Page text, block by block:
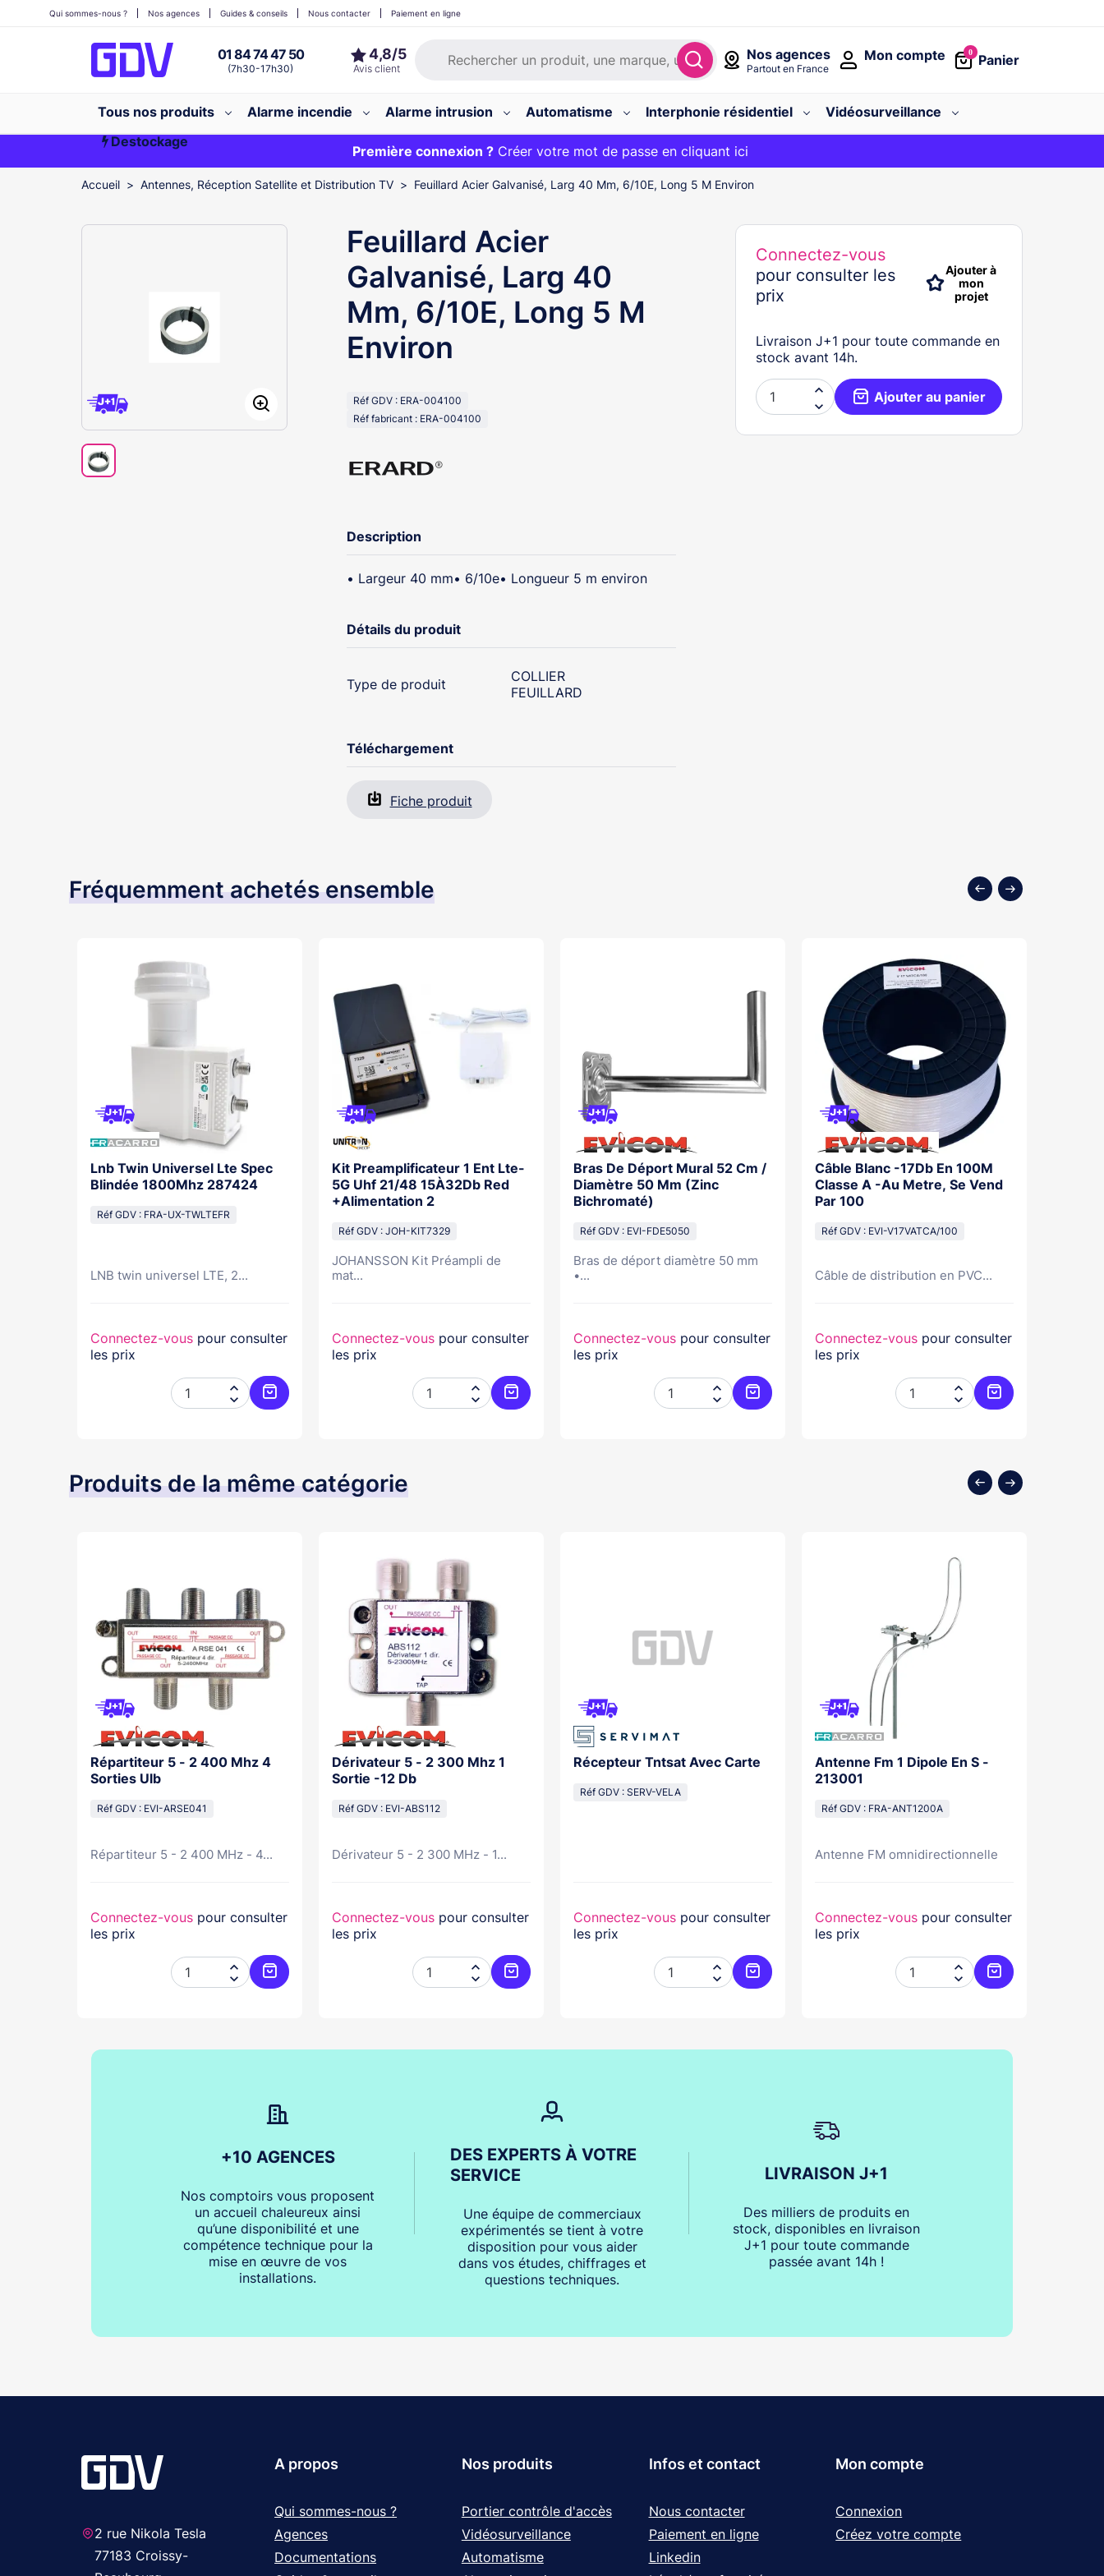
Nos agences
Partout en France
01 84 74 47 50
(7h30-17h30)
0
Panier
Mon compte
Qui sommes-nous ? Nos agences Guides & conseils Nous contacter Paiement en ligne
Tous nos produits Alarme incendie Alarme intrusion Automatisme Interphonie résidentiel
Vidéosurveillance
Destockage
Première commande ?20€ OFFERT sur votre panier et livraison 24/48h gratuite avec le code
Première connexion ?Créer votre mot de passe en cliquant ici
EXCLU WEB :
Accueil Antennes, Réception Satellite et Distribution TV Feuillard Acier Galvanisé, Larg 40 Mm, 6/10E, Long 5 M Environ
Feuillard Acier
Galvanisé, Larg 40
Mm, 6/10E, Long 5 M
Environ
Réf GDV : ERA-004100
Réf fabricant : ERA-004100
Description
• Largeur 40 mm• 6/10e• Longueur 5 m environ
Détails du produit
Type de produit
COLLIER
FEUILLARD
Téléchargement
Fiche produit
Connectez-vous
pour consulter les
prix
Ajouter à
mon
projet
Livraison J+1 pour toute commande en
stock avant 14h.

 Ajouter au panier
Fréquemment achetés ensemble
Lnb Twin Universel Lte Spec
Blindée 1800Mhz 287424
Réf GDV : FRA-UX-TWLTEFR
LNB twin universel LTE, 2...
Connectez-vous pour consulter
les prix


Ajouter au panier
Kit Preamplificateur 1 Ent Lte-
5G Uhf 21/48 15À32Db Red
+Alimentation 2
Réf GDV : JOH-KIT7329
JOHANSSON Kit Préampli de
mat...
Connectez-vous pour consulter
les prix


Ajouter au panier
Bras De Déport Mural 52 Cm /
Diamètre 50 Mm (Zinc
Bichromaté)
Réf GDV : EVI-FDE5050
Bras de déport diamètre 50 mm
•...
Connectez-vous pour consulter
les prix


Ajouter au panier
Câble Blanc -17Db En 100M
Classe A -Au Metre, Se Vend
Par 100
Réf GDV : EVI-V17VATCA/100
Câble de distribution en PVC...
Connectez-vous pour consulter
les prix


Ajouter au panier
Produits de la même catégorie
Répartiteur 5 - 2 400 Mhz 4
Sorties Ulb
Réf GDV : EVI-ARSE041
Répartiteur 5 - 2 400 MHz - 4...
Connectez-vous pour consulter
les prix


Ajouter au panier
Dérivateur 5 - 2 300 Mhz 1
Sortie -12 Db
Réf GDV : EVI-ABS112
Dérivateur 5 - 2 300 MHz - 1...
Connectez-vous pour consulter
les prix


Ajouter au panier
Récepteur Tntsat Avec Carte
Réf GDV : SERV-VELA
Connectez-vous pour consulter
les prix


Ajouter au panier
Antenne Fm 1 Dipole En S -
213001
Réf GDV : FRA-ANT1200A
Antenne FM omnidirectionnelle
Connectez-vous pour consulter
les prix


Ajouter au panier
+10 AGENCES
Nos comptoirs vous proposent
un accueil chaleureux ainsi
qu’une disponibilité et une
compétence technique pour la
mise en œuvre de vos
installations.
DES EXPERTS À VOTRE
SERVICE
Une équipe de commerciaux
expérimentés se tient à votre
disposition pour vous aider
dans vos études, chiffrages et
questions techniques.
LIVRAISON J+1
Des milliers de produits en
stock, disponibles en livraison
J+1 pour toute commande
passée avant 14h !
2 rue Nikola Tesla
77183 Croissy-
A propos
Qui sommes-nous ?
Agences
Documentations
Nos produits
Portier contrôle d'accès
Vidéosurveillance
Automatisme
Infos et contact
Nous contacter
Paiement en ligne
Linkedin
Mon compte
Connexion
Créez votre compte